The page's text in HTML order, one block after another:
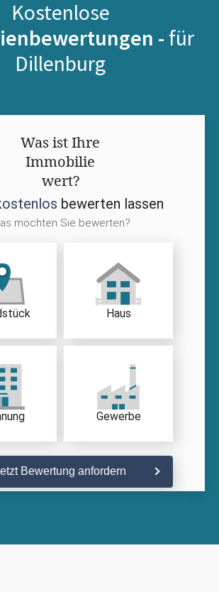
Kostenlose
- für
Dillenburg
Was ist Ihre
Immobilie
wert?
bewerten lassen
möchten Sie bewerten?
Haus
Gewerbe
Bewertung anfordern